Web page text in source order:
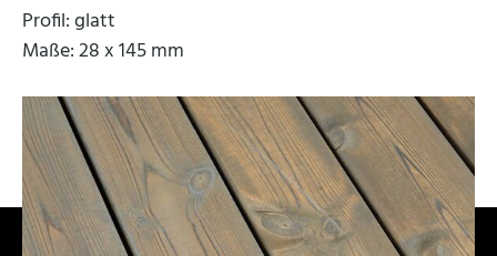
Profil: glatt
Maße: 28 x 145 mm